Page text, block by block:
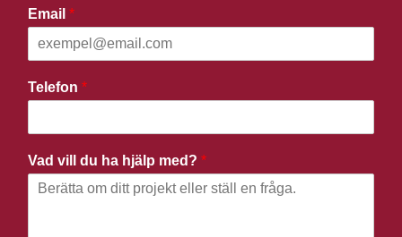
Email *
Telefon *
Vad vill du ha hjälp med? *